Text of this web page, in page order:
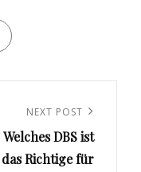
NEXT POST
Welches DBS ist
das Richtige für